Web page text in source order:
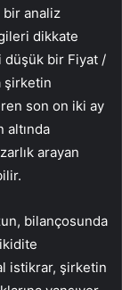
bir analiz
dikkate
düşük bir Fiyat /
şirketin
son on iki ay
altında
arayan
bilançosunda
istikrar, şirketin